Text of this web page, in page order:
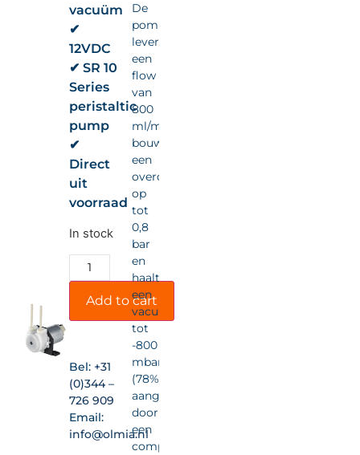
vacuüm
✔
12VDC
✔ SR 10
Series
peristaltic
pump
✔
Direct
uit
voorraad
In stock
Add to cart
Bel: +31
(0)344 –
726 909
Email:
info@olmia.nl
De
pomp
levert
een
flow
van
800
ml/min,
bouwt
een
overdruk
op
tot
0,8
bar
en
haalt
een
vacuüm
tot
-800
mbar
(78%),
aangedreven
door
een
compacte